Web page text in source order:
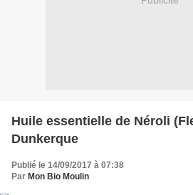
Huile essentielle de Néroli
Dunkerque
Publié le 14/09/2017 à 07:38
Par Mon Bio Moulin